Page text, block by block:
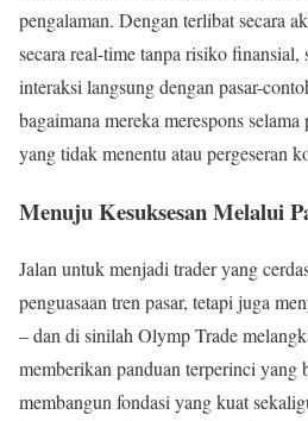
pengalaman. Dengan terlibat secara
secara real-time tanpa risiko finansial,
interaksi langsung dengan pasar-
bagaimana mereka merespons
yang tidak menentu atau pergeseran
Menuju Kesuksesan Melalui
Jalan untuk menjadi trader yang
penguasaan tren pasar, tetapi juga
– dan di sinilah Olymp Trade
memberikan panduan terperinci yang
membangun fondasi yang kuat